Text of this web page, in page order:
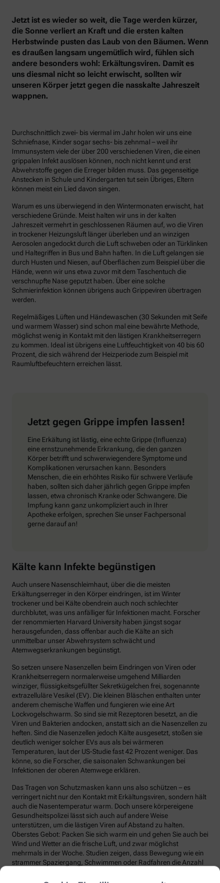
Jetzt ist es wieder so weit, die Tage werden kürzer,
die Sonne verliert an Kraft und die ersten kalten
Herbstwinde pusten das Laub von den Bäumen. Wenn
es draußen langsam ungemütlich wird, fühlen sich
andere besonders wohl: Erkältungsviren. Damit es
uns diesmal nicht so leicht erwischt, sollten wir
unseren Körper jetzt gegen die nasskalte Jahreszeit
wappnen.
Durchschnittlich zwei- bis viermal im Jahr holen wir uns eine
Schniefnase, Kinder sogar sechs- bis zehnmal – weil ihr
Immunsystem viele der über 200 verschiedenen Viren, die einen
grippalen Infekt auslösen können, noch nicht kennt und erst
Abwehrstoffe gegen die Erreger bilden muss. Das gegenseitige
Anstecken in Schule und Kindergarten tut sein Übriges, Eltern
können meist ein Lied davon singen.
Warum es uns überwiegend in den Wintermonaten erwischt, hat
verschiedene Gründe. Meist halten wir uns in der kalten
Jahreszeit vermehrt in geschlossenen Räumen auf, wo die Viren
in trockener Heizungsluft länger überleben und an winzigen
Aerosolen angedockt durch die Luft schweben oder an Türklinken
und Haltegriffen in Bus und Bahn haften. In die Luft gelangen sie
durch Husten und Niesen, auf Oberflächen zum Beispiel über die
Hände, wenn wir uns etwa zuvor mit dem Taschentuch die
verschnupfte Nase geputzt haben. Über eine solche
Schmierinfektion können übrigens auch Grippeviren übertragen
werden.
Regelmäßiges Lüften und Händewaschen (30 Sekunden mit Seife
und warmem Wasser) sind schon mal eine bewährte Methode,
möglichst wenig in Kontakt mit den lästigen Krankheitserregern
zu kommen. Ideal ist übrigens eine Luftfeuchtigkeit von 40 bis 60
Prozent, die sich während der Heizperiode zum Beispiel mit
Raumluftbefeuchtern erreichen lässt.
Jetzt gegen Grippe impfen lassen!
Eine Erkältung ist lästig, eine echte Grippe (Influenza)
eine ernstzunehmende Erkrankung, die den ganzen
Körper betrifft und schwerwiegendere Symptome und
Komplikationen verursachen kann. Besonders
Menschen, die ein erhöhtes Risiko für schwere Verläufe
haben, sollten sich daher jährlich gegen Grippe impfen
lassen, etwa chronisch Kranke oder Schwangere. Die
Impfung kann ganz unkompliziert auch in Ihrer
Apotheke erfolgen, sprechen Sie unser Fachpersonal
gerne darauf an!
Kälte kann Infekte begünstigen
Auch unsere Nasenschleimhaut, über die die meisten
Erkältungserreger in den Körper eindringen, ist im Winter
trockener und bei Kälte obendrein auch noch schlechter
durchblutet, was uns anfälliger für Infektionen macht. Forscher
der renommierten Harvard University haben jüngst sogar
herausgefunden, dass offenbar auch die Kälte an sich
unmittelbar unser Abwehrsystem schwächt und
Atemwegserkrankungen begünstigt.
So setzen unsere Nasenzellen beim Eindringen von Viren oder
Krankheitserregern normalerweise umgehend Milliarden
winziger, flüssigkeitsgefüllter Sekretkügelchen frei, sogenannte
extrazelluläre Vesikel (EV). Die kleinen Bläschen enthalten unter
anderem chemische Waffen und fungieren wie eine Art
Lockvogelschwarm. So sind sie mit Rezeptoren besetzt, an die
Viren und Bakterien andocken, anstatt sich an die Nasenzellen zu
heften. Sind die Nasenzellen jedoch Kälte ausgesetzt, stoßen sie
deutlich weniger solcher EVs aus als bei wärmeren
Temperaturen, laut der US-Studie fast 42 Prozent weniger. Das
könne, so die Forscher, die saisonalen Schwankungen bei
Infektionen der oberen Atemwege erklären.
Das Tragen von Schutzmasken kann uns also schützen – es
verringert nicht nur den Kontakt mit Erkältungsviren, sondern hält
auch die Nasentemperatur warm. Doch unsere körpereigene
Gesundheitspolizei lässt sich auch auf andere Weise
unterstützen, um die lästigen Viren auf Abstand zu halten.
Oberstes Gebot: Packen Sie sich warm ein und gehen Sie auch bei
Wind und Wetter an die frische Luft, und zwar möglichst
mehrmals in der Woche. Studien zeigen, dass Bewegung wie ein
strammer Spaziergang, Schwimmen oder Radfahren die Anzahl
Regelmäßige Bewegung sorgt auch dafür, dass Fremdstoffe über